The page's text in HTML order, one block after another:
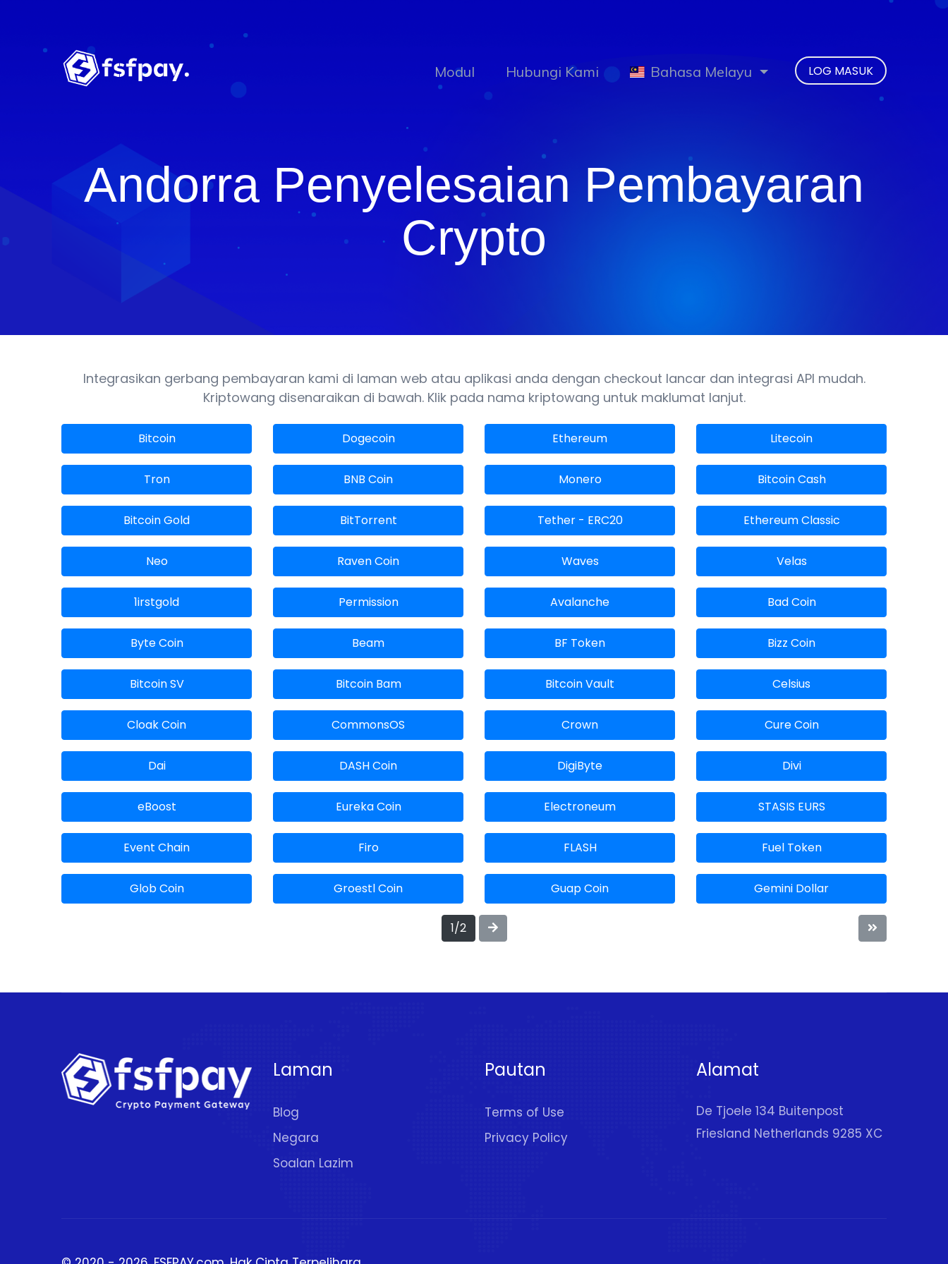
LOG MASUK
Modul Hubungi Kami Bahasa Melayu
Andorra Penyelesaian Pembayaran
Crypto
Integrasikan gerbang pembayaran kami di laman web atau aplikasi anda dengan checkout lancar dan integrasi API mudah.
Kriptowang disenaraikan di bawah. Klik pada nama kriptowang untuk maklumat lanjut.
Bitcoin Dogecoin Ethereum Litecoin
Tron BNB Coin Monero Bitcoin Cash
Bitcoin Gold BitTorrent Tether - ERC20 Ethereum Classic
Neo Raven Coin Waves Velas
1irstgold Permission Avalanche Bad Coin
Byte Coin Beam BF Token Bizz Coin
Bitcoin SV Bitcoin Bam Bitcoin Vault Celsius
Cloak Coin CommonsOS Crown Cure Coin
Dai DASH Coin DigiByte Divi
eBoost Eureka Coin Electroneum STASIS EURS
Event Chain Firo FLASH Fuel Token
Glob Coin Groestl Coin Guap Coin Gemini Dollar
1/2
Laman
Blog
Negara
Soalan Lazim
Pautan
Terms of Use
Privacy Policy
Alamat
De Tjoele 134 Buitenpost
Friesland Netherlands 9285 XC